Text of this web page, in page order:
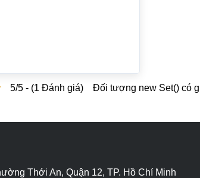
Đối tượng new Set() có
5/5 - (1 Đánh giá)
Thới An, Quận 12, TP. Hồ Chí Minh